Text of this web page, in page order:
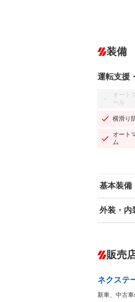
装備
運転支援
－
オート
ール
横滑り
オート
ム
基本装備
エアバ
－ ダウン
外装・内
オーデ
－
ヘッド
ー
－ LEDヘ
販売
ネクステ
新車、中古